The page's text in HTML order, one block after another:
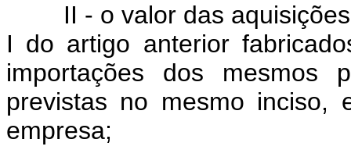
II - o valor das
I do artigo anterior
importações dos mesmos
previstas no mesmo inciso,
empresa;